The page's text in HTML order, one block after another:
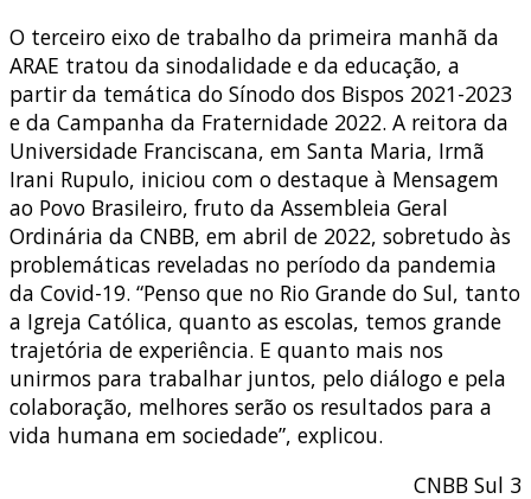
O terceiro eixo de trabalho da primeira manhã da
ARAE tratou da sinodalidade e da educação, a
partir da temática do Sínodo dos Bispos 2021-2023
e da Campanha da Fraternidade 2022. A reitora da
Universidade Franciscana, em Santa Maria, Irmã
Irani Rupulo, iniciou com o destaque à Mensagem
ao Povo Brasileiro, fruto da Assembleia Geral
Ordinária da CNBB, em abril de 2022, sobretudo às
problemáticas reveladas no período da pandemia
da Covid-19. “Penso que no Rio Grande do Sul, tanto
a Igreja Católica, quanto as escolas, temos grande
trajetória de experiência. E quanto mais nos
unirmos para trabalhar juntos, pelo diálogo e pela
colaboração, melhores serão os resultados para a
vida humana em sociedade”, explicou.
CNBB Sul 3